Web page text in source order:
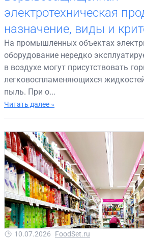
электротехническая
назначение, виды и
На промышленных объектах
оборудование нередко
в воздухе могут присутствовать
легковоспламеняющихся
пыль. При о...
Читать далее »
10.07.2026 FoodSet.ru